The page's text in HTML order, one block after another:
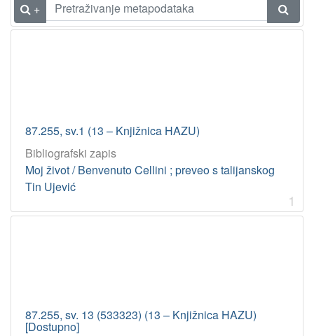
+
87.255, sv.1 (13 – Knjižnica HAZU)
Bibliografski zapis
Moj život / Benvenuto Cellini ; preveo s talijanskog
Tin Ujević
1
87.255, sv. 13 (533323) (13 – Knjižnica HAZU)
[Dostupno]